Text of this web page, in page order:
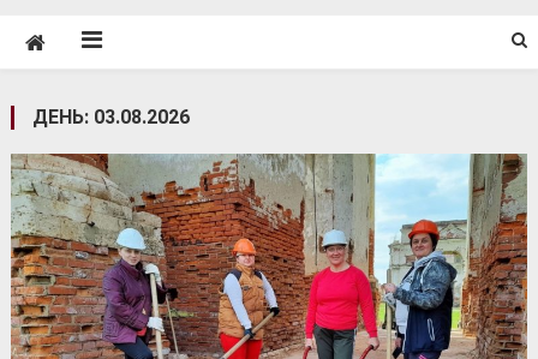
ДЕНЬ: 03.08.2026